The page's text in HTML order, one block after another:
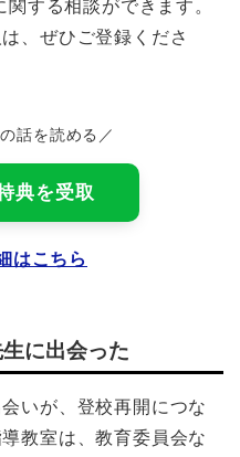
する相談ができます。
、ぜひご登録くださ
話を読める／
典を受取
はこちら
に出会った
いが、登校再開につな
教室は、教育委員会な